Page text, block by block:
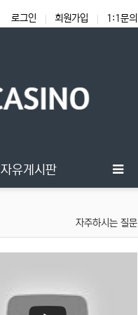
로그인 회원가입 1:1문의
자유게시판
자주하시는 질문